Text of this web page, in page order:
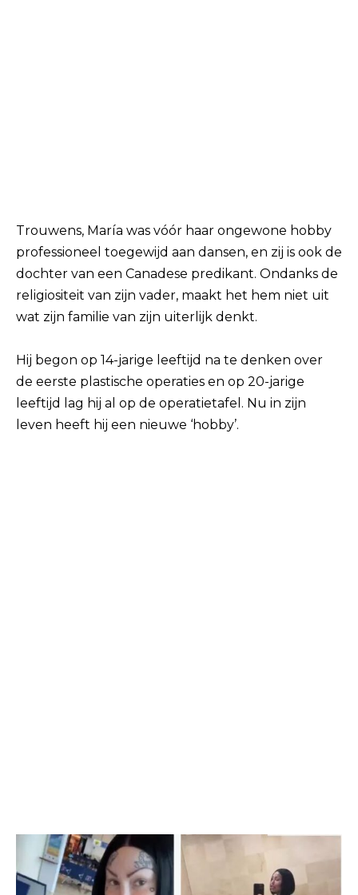
Trouwens, María was vóór haar ongewone hobby
professioneel toegewijd aan dansen, en zij is ook de
dochter van een Canadese predikant. Ondanks de
religiositeit van zijn vader, maakt het hem niet uit
wat zijn familie van zijn uiterlijk denkt.
Hij begon op 14-jarige leeftijd na te denken over
de eerste plastische operaties en op 20-jarige
leeftijd lag hij al op de operatietafel. Nu in zijn
leven heeft hij een nieuwe ‘hobby’.